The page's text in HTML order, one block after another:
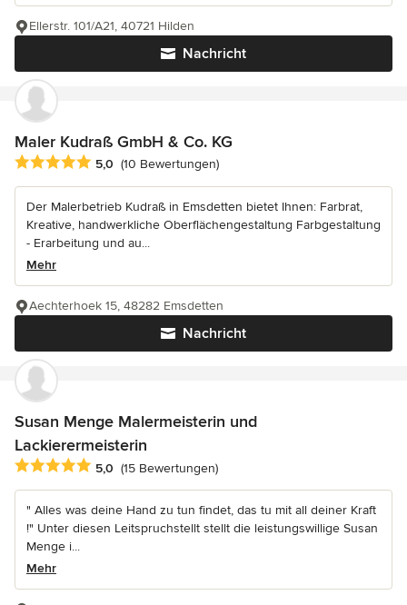
Nachricht
Ellerstr. 101/A21, 40721 Hilden
Maler Kudraß GmbH & Co. KG
Durchschnittliche Bewertung: 5 von 5 Sternen
5,0 (10 Bewertungen)
Der Malerbetrieb Kudraß in Emsdetten bietet Ihnen: Farbrat,
Kreative, handwerkliche Oberflächengestaltung Farbgestaltung
- Erarbeitung und au...
Mehr
Nachricht
Aechterhoek 15, 48282 Emsdetten
Susan Menge Malermeisterin und
Lackierermeisterin
Durchschnittliche Bewertung: 5 von 5 Sternen
5,0 (15 Bewertungen)
" Alles was deine Hand zu tun findet, das tu mit all deiner Kraft
!" Unter diesen Leitspruchstellt stellt die leistungswillige Susan
Menge i...
Mehr